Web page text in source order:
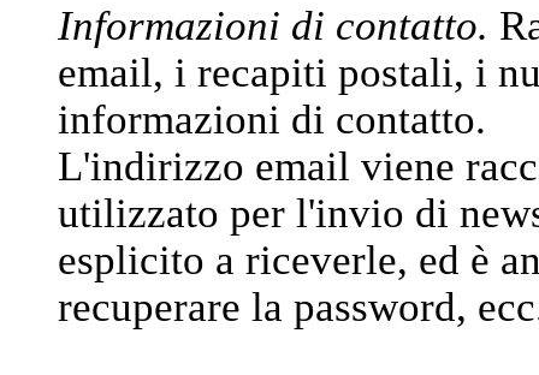
Informazioni di contatto.
email, i recapiti postali, i
informazioni di contatto.
L'indirizzo email viene
utilizzato per l'invio di
esplicito a riceverle, ed è
recuperare la password,